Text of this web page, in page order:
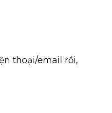
thoại/email rồi,